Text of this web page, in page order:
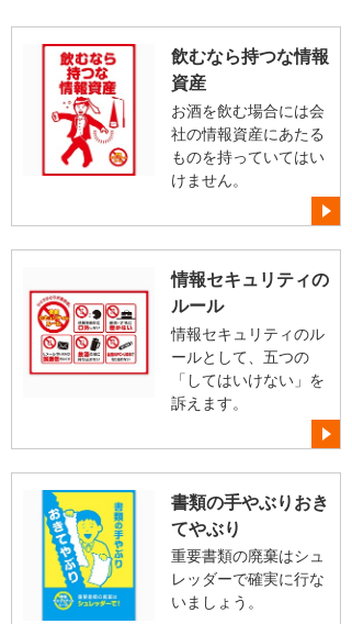
飲むなら持つな情報
資産
お酒を飲む場合には会
社の情報資産にあたる
ものを持っていてはい
けません。
情報セキュリティの
ルール
情報セキュリティのル
ールとして、五つの
「してはいけない」を
訴えます。
書類の手やぶりおき
てやぶり
重要書類の廃棄はシュ
レッダーで確実に行な
いましょう。